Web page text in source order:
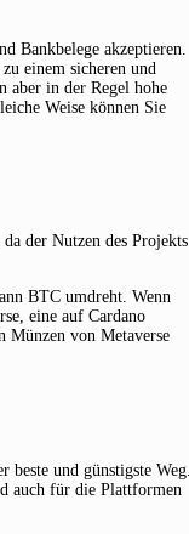
Bankbelege akzeptieren.
einem sicheren und
aber in der Regel hohe
Weise können Sie
der Nutzen des Projekts
BTC umdreht. Wenn
eine auf Cardano
Münzen von Metaverse
und günstigste Weg.
auch für die Plattformen